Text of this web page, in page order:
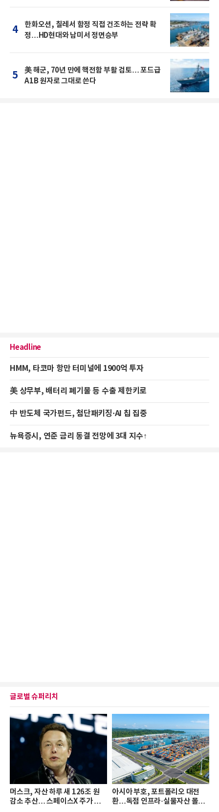
4
한화오션, 칠레서 함정 직접 건조하는 전략 확
정…HD현대와 남미서 정면승부
5
美 해군, 70년 만에 핵전함 부활 검토… 포드급
A1B 원자로 그대로 쓴다
Headline
HMM, 타코마 항만 터미널에 1900억 투자
美 상무부, 배터리 폐기물 등 수출 제한키로
中 반도체 국가펀드, 첨단패키징·AI 칩 집중
뉴욕증시, 연준 금리 동결 전망에 3대 지수↑
글로벌 슈퍼리치
머스크, 자산 하루 새 126조 원
감소 추산… 스페이스X 주가 하
아시아 부호, 포트폴리오 대전
환…독점 인프라·실물자산 몰린